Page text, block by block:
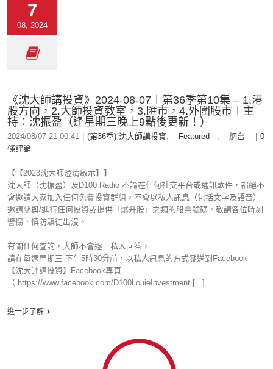
7
08, 2024
《沈大師講投資》2024-08-07︱第36季第10集 – 1.港
股方向，2.大師投資教室，3.匯市，4.外圍股市︱主
持：沈振盈（逢星期三晚上9點後更新！）
2024/08/07 21:00:41 (第36季) 沈大師講投資, -- Featured --, -- 網台 --
0
條評論
【【2023沈大師澄清啟示】】
沈大師（沈振盈）及D100 Radio 不論在任何社交平台或通訊軟件，都絕不
會邀請大家加入任何免費投資群組，不會以私人訊息（包括文字及語音）
邀請參與/進行任何投資或提供「爆升股」之類的股票號碼，敬請各位時刻
警惕，慎防騙徒出沒。
有關任何查詢，大師不會逐一私人回答，
請在每週星期三 下午5時30分前，以私人訊息的方式發送到Facebook
【沈大師講投資】Facebook專頁
（ https://www.facebook.com/D100LouieInvestment [...]
進一步了解